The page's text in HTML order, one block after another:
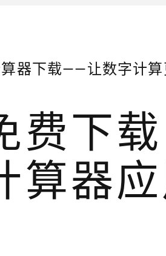
器下载——让数字计算
费下
算器应